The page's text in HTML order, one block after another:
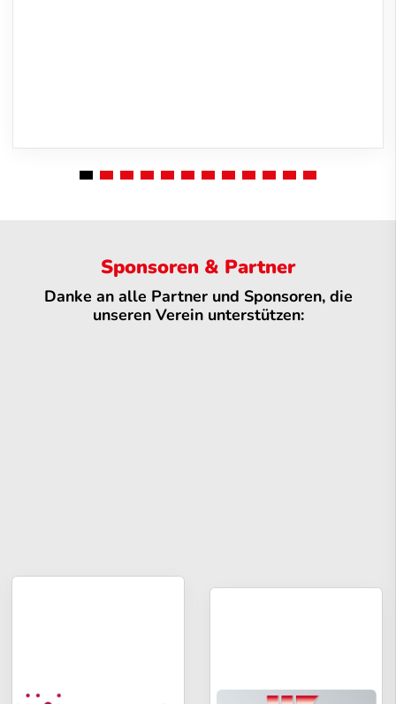
Sponsoren & Partner
Danke an alle Partner und Sponsoren, die
unseren Verein unterstützen: